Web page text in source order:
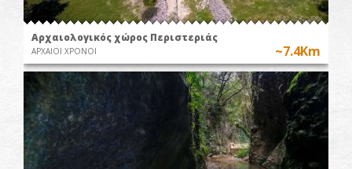
Αρχαιολογικός χώρος Περιστεριάς
ΑΡΧΑΙΟΙ ΧΡΟΝΟΙ ~7.4Km